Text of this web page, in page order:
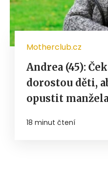
Motherclub.cz
Andrea (45):
dorostou děti,
opustit
18 minut čtení